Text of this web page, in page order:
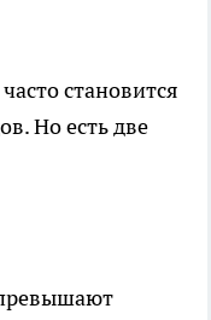
становится
Но есть две